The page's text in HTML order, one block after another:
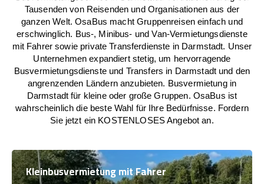
Tausenden von Reisenden und Organisationen aus der
ganzen Welt. OsaBus macht Gruppenreisen einfach und
erschwinglich. Bus-, Minibus- und Van-Vermietungsdienste
mit Fahrer sowie private Transferdienste in Darmstadt. Unser
Unternehmen expandiert stetig, um hervorragende
Busvermietungsdienste und Transfers in Darmstadt und den
angrenzenden Ländern anzubieten. Busvermietung in
Darmstadt für kleine oder große Gruppen. OsaBus ist
wahrscheinlich die beste Wahl für Ihre Bedürfnisse. Fordern
Sie jetzt ein KOSTENLOSES Angebot an.
Kleinbusvermietung mit Fahrer